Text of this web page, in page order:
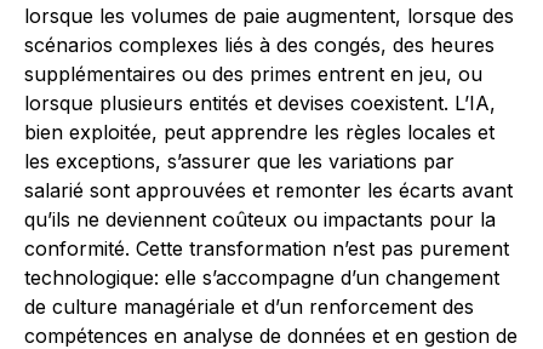
lorsque les volumes de paie augmentent, lorsque des
scénarios complexes liés à des congés, des heures
supplémentaires ou des primes entrent en jeu, ou
lorsque plusieurs entités et devises coexistent. L’IA,
bien exploitée, peut apprendre les règles locales et
les exceptions, s’assurer que les variations par
salarié sont approuvées et remonter les écarts avant
qu’ils ne deviennent coûteux ou impactants pour la
conformité. Cette transformation n’est pas purement
technologique: elle s’accompagne d’un changement
de culture managériale et d’un renforcement des
compétences en analyse de données et en gestion de